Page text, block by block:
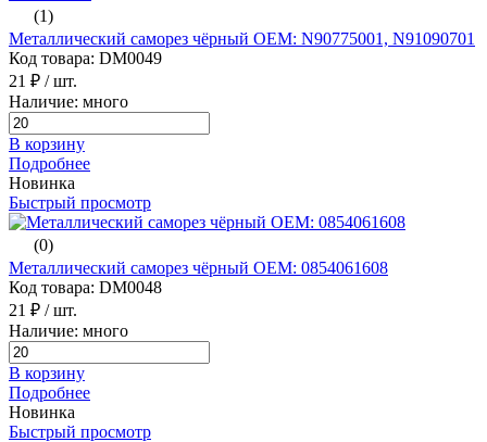
(1)
Металлический саморез чёрный ОЕМ: N90775001, N91090701
Код товара: DM0049
21 ₽ / шт.
Наличие: много
В корзину
Подробнее
Новинка
Быстрый просмотр
(0)
Металлический саморез чёрный ОЕМ: 0854061608
Код товара: DM0048
21 ₽ / шт.
Наличие: много
В корзину
Подробнее
Новинка
Быстрый просмотр